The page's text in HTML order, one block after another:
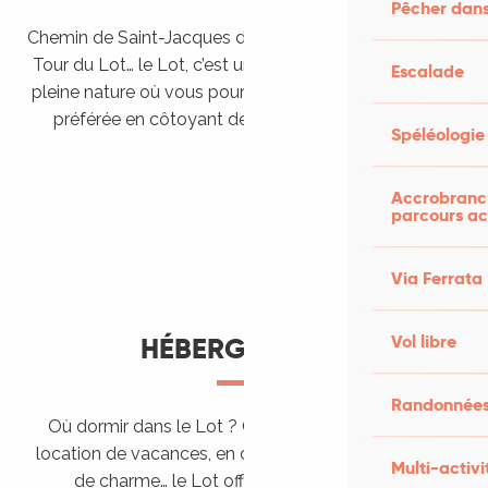
Pêcher
Escalade
Spéléologie
parcours
Via Ferrata
Vol libre
Multi-
Chemin de Saint-Jacques de Compostelle, Véloroutes,
Tour du Lot… le Lot, c’est une véritable destination de
pleine nature où vous pourrez pratiquer votre activité
préférée en côtoyant des paysages grandioses.
HÉBERGEMENTS
Où dormir dans le Lot ? Chez l’habitant, dans une
location de vacances, en camping, ou dans un hôtel
de charme… le Lot offre des hébergements